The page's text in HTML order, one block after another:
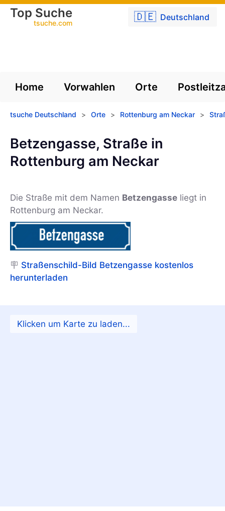
🇩🇪 Deutschland
Top Suche
tsuche.com
Home Vorwahlen Orte
tsuche Deutschland > Orte > Rottenburg am Neckar >
Betzengasse, Straße in
Rottenburg am Neckar
Die Straße mit dem Namen Betzengasse liegt in
Rottenburg am Neckar.
🪧 Straßenschild-Bild Betzengasse kostenlos
herunterladen